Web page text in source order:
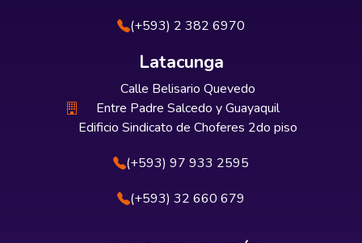
(+593) 2 382 6970
Latacunga
Calle Belisario Quevedo
Entre Padre Salcedo y Guayaquil
Edificio Sindicato de Choferes 2do piso
(+593) 97 933 2595
(+593) 32 660 679